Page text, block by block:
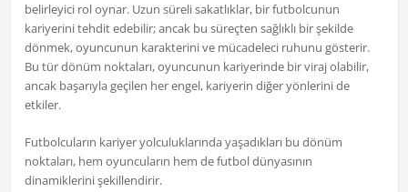
belirleyici rol oynar. Uzun süreli sakatlıklar, bir futbolcunun
kariyerini tehdit edebilir; ancak bu süreçten sağlıklı bir şekilde
dönmek, oyuncunun karakterini ve mücadeleci ruhunu gösterir.
Bu tür dönüm noktaları, oyuncunun kariyerinde bir viraj olabilir,
ancak başarıyla geçilen her engel, kariyerin diğer yönlerini de
etkiler.
Futbolcuların kariyer yolculuklarında yaşadıkları bu dönüm
noktaları, hem oyuncuların hem de futbol dünyasının
dinamiklerini şekillendirir.